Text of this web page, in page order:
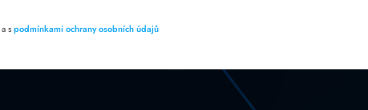
a spodmínkami ochrany osobních údajů